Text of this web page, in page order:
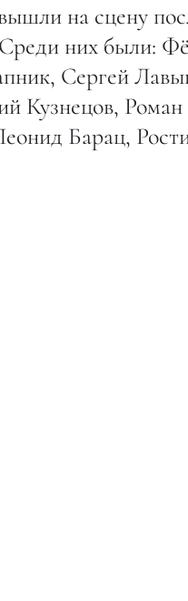
на сцену
них были:
Сергей
Кузнецов, Роман
Барац,